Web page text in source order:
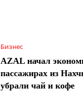
Бизнес
AZAL начал
пассажирах из
убрали чай и кофе